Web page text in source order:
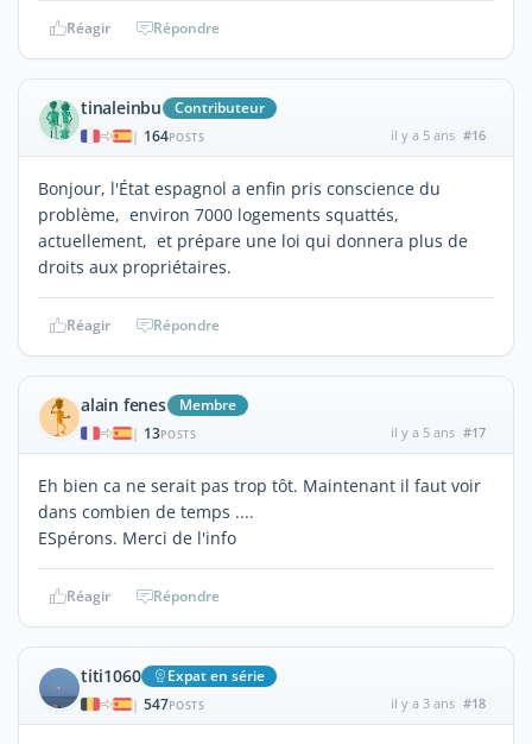
Réagir Répondre
tinaleinbu Contributeur
| 164POSTS il y a 5 ans #16
Bonjour, l'État espagnol a enfin pris conscience du
problème, environ 7000 logements squattés,
actuellement, et prépare une loi qui donnera plus de
droits aux propriétaires.
Réagir Répondre
alain fenes Membre
| 13POSTS il y a 5 ans #17
Eh bien ca ne serait pas trop tôt. Maintenant il faut voir
dans combien de temps ....
ESpérons. Merci de l'info
Réagir Répondre
titi1060 Expat en série
| 547POSTS il y a 3 ans #18